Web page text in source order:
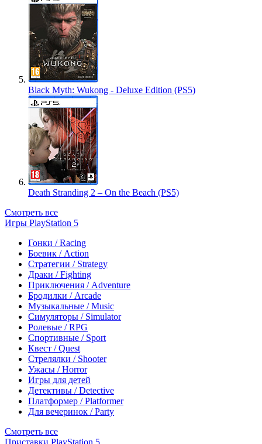
Black Myth: Wukong - Deluxe Edition (PS5)
Death Stranding 2 – On the Beach (PS5)
Смотреть все
Игры PlayStation 5
Гонки / Racing
Боевик / Action
Стратегии / Strategy
Драки / Fighting
Приключения / Adventure
Бродилки / Arcade
Музыкальные / Music
Симуляторы / Simulator
Ролевые / RPG
Спортивные / Sport
Квест / Quest
Стрелялки / Shooter
Ужасы / Horror
Игры для детей
Детективы / Detective
Платформер / Platformer
Для вечеринок / Party
Смотреть все
Приставки PlayStation 5